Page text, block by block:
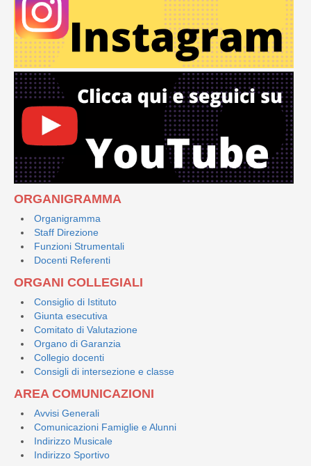
ORGANIGRAMMA
Organigramma
Staff Direzione
Funzioni Strumentali
Docenti Referenti
ORGANI COLLEGIALI
Consiglio di Istituto
Giunta esecutiva
Comitato di Valutazione
Organo di Garanzia
Collegio docenti
Consigli di intersezione e classe
AREA COMUNICAZIONI
Avvisi Generali
Comunicazioni Famiglie e Alunni
Indirizzo Musicale
Indirizzo Sportivo